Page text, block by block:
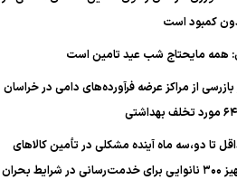
کمبود است
همه مایحتاج شب عید تامین است
از ۶ هزار بازرسی از مراکز عرضه فرآورده‌های دامی در خراسان
تا دو،سه ماه آینده مشکلی در تأمین کالا‌های
بحران